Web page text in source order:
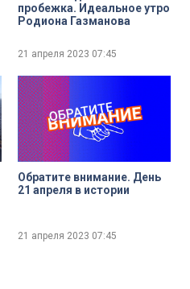
пробежка. Идеальное утро
Родиона Газманова
21 апреля 2023 07:45
Обратите внимание. День
21 апреля в истории
21 апреля 2023 07:45